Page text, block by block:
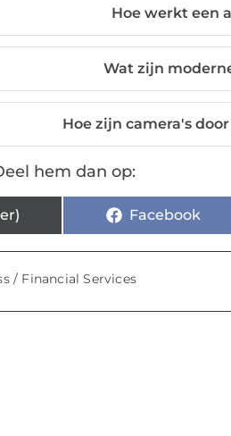
Hoe werkt een
Wat zijn
Hoe zijn camera's
hem dan op:
Facebook
/ Financial Services